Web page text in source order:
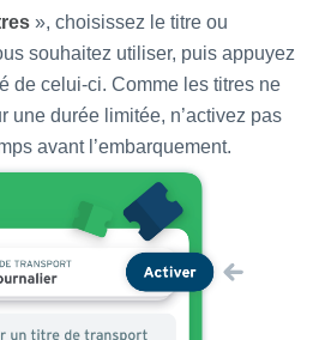
», choisissez le titre ou
souhaitez utiliser, puis appuyez
de celui-ci. Comme les titres ne
une durée limitée, n’activez pas
avant l’embarquement.